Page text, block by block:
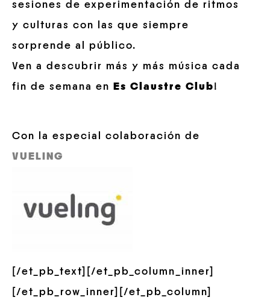
sesiones de experimentación de ritmos
y culturas con las que siempre
sorprende al público.
Ven a descubrir más y más música cada
fin de semana en
Es Claustre Club!
Con la especial colaboración de
VUELING
[/et_pb_text][/et_pb_column_inner]
[/et_pb_row_inner][/et_pb_column]